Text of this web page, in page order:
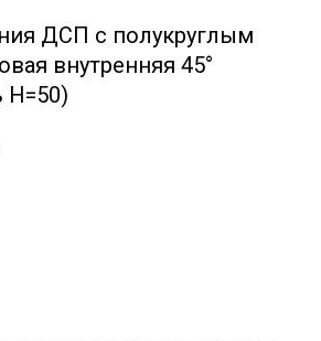
ДСП с полукруглым
внутренняя 45°
H=50)